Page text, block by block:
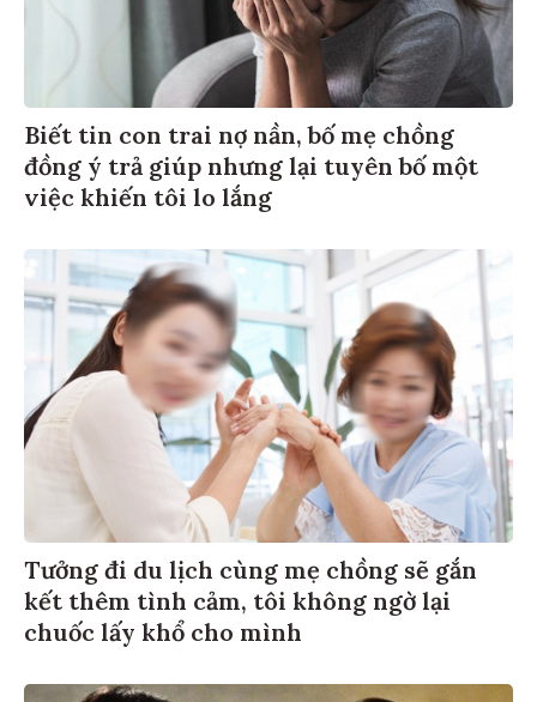
Biết tin con trai nợ nần, bố mẹ chồng
đồng ý trả giúp nhưng lại tuyên bố một
việc khiến tôi lo lắng
Tưởng đi du lịch cùng mẹ chồng sẽ gắn
kết thêm tình cảm, tôi không ngờ lại
chuốc lấy khổ cho mình